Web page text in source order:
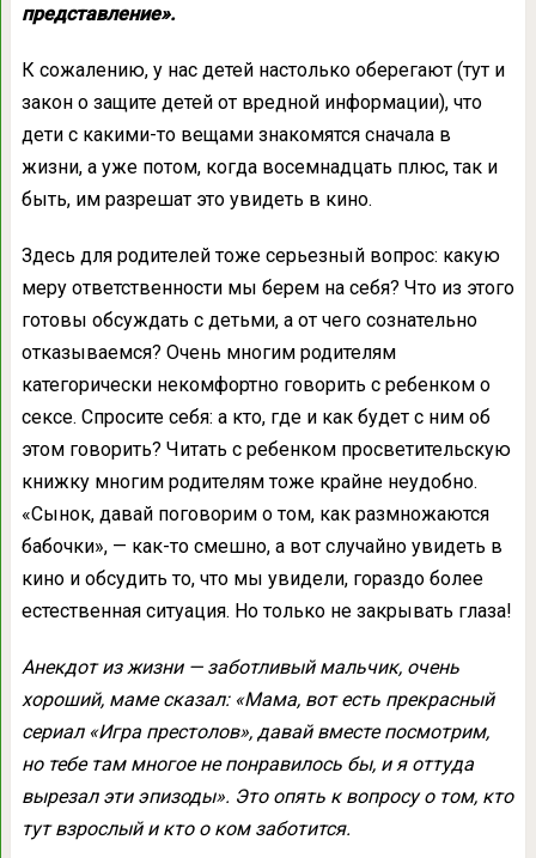
представление».
К сожалению, у нас детей настолько оберегают (тут и
закон о защите детей от вредной информации), что
дети с какими-то вещами знакомятся сначала в
жизни, а уже потом, когда восемнадцать плюс, так и
быть, им разрешат это увидеть в кино.
Здесь для родителей тоже серьезный вопрос: какую
меру ответственности мы берем на себя? Что из этого
готовы обсуждать с детьми, а от чего сознательно
отказываемся? Очень многим родителям
категорически некомфортно говорить с ребенком о
сексе. Спросите себя: а кто, где и как будет с ним об
этом говорить? Читать с ребенком просветительскую
книжку многим родителям тоже крайне неудобно.
«Сынок, давай поговорим о том, как размножаются
бабочки», — как-то смешно, а вот случайно увидеть в
кино и обсудить то, что мы увидели, гораздо более
естественная ситуация. Но только не закрывать глаза!
Анекдот из жизни — заботливый мальчик, очень
хороший, маме сказал: «Мама, вот есть прекрасный
сериал «Игра престолов», давай вместе посмотрим,
но тебе там многое не понравилось бы, и я оттуда
вырезал эти эпизоды». Это опять к вопросу о том, кто
тут взрослый и кто о ком заботится.